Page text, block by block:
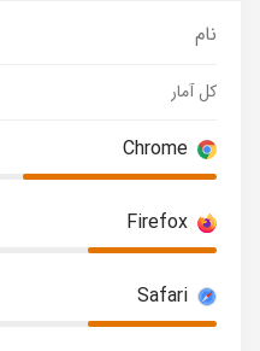
نام
کل آمار
Chrome
Firefox
Safari